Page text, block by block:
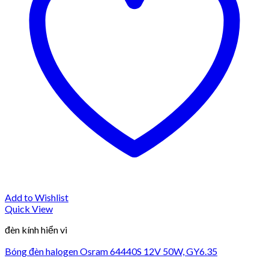
Add to Wishlist
Quick View
đèn kính hiển vi
Bóng đèn halogen Osram 64440S 12V 50W, GY6.35